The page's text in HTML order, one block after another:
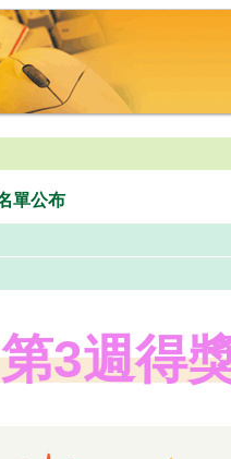
單公布
3週得